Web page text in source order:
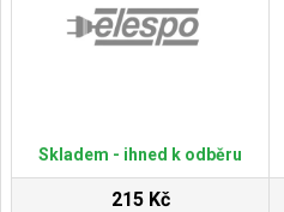
Skladem - ihned k odběru
215 Kč